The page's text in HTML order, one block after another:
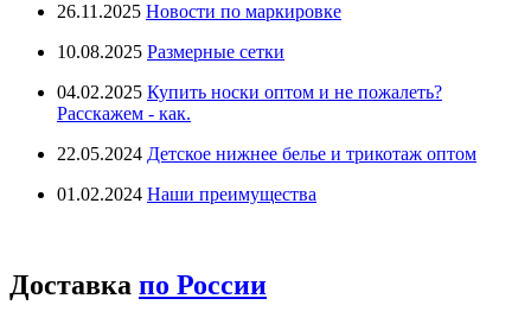
26.11.2025 Новости по маркировке
10.08.2025 Размерные сетки
04.02.2025 Купить носки оптом и не пожалеть?
Расскажем - как.
22.05.2024 Детское нижнее белье и трикотаж оптом
01.02.2024 Наши преимущества
Доставка по России